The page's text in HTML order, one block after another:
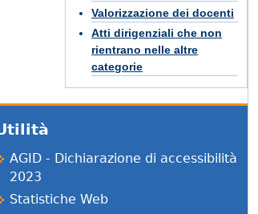
Valorizzazione dei docenti
Atti dirigenziali che non
rientrano nelle altre
categorie
AGID - Dichiarazione di accessibilità
2023
Statistiche Web